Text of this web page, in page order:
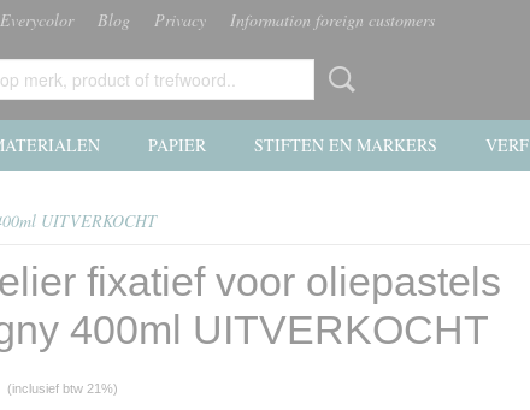
Blog Privacy Information foreign customers
PAPIER STIFTEN EN MARKERS VERF
UITVERKOCHT
fixatief voor oliepastels
400ml UITVERKOCHT
(inclusief btw 21%)